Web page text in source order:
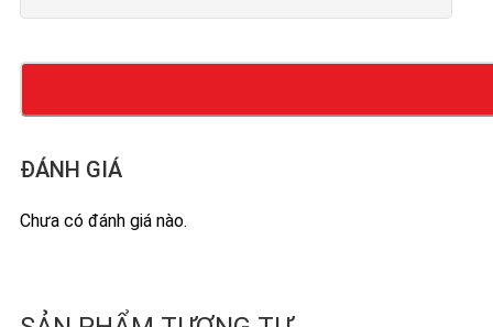
ĐÁNH GIÁ
Chưa có đánh giá nào.